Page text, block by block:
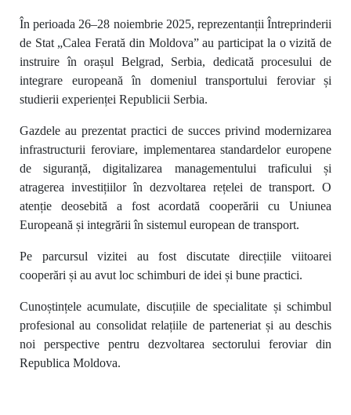
În perioada 26–28 noiembrie 2025, reprezentanții Întreprinderii
de Stat „Calea Ferată din Moldova” au participat la o vizită de
instruire în orașul Belgrad, Serbia, dedicată procesului de
integrare europeană în domeniul transportului feroviar și
studierii experienței Republicii Serbia.
Gazdele au prezentat practici de succes privind modernizarea
infrastructurii feroviare, implementarea standardelor europene
de siguranță, digitalizarea managementului traficului și
atragerea investițiilor în dezvoltarea rețelei de transport. O
atenție deosebită a fost acordată cooperării cu Uniunea
Europeană și integrării în sistemul european de transport.
Pe parcursul vizitei au fost discutate direcțiile viitoarei
cooperări și au avut loc schimburi de idei și bune practici.
Cunoștințele acumulate, discuțiile de specialitate și schimbul
profesional au consolidat relațiile de parteneriat și au deschis
noi perspective pentru dezvoltarea sectorului feroviar din
Republica Moldova.